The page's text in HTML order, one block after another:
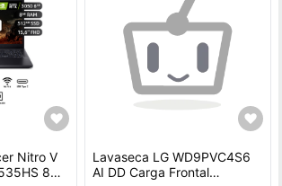
Nitro V
8GB
Lavaseca LG WD9PVC4S6
AI DD Carga Frontal